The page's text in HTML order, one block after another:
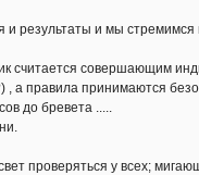
и результаты и мы
считается совершающим
правила принимаются
до бревета .....
проверяться у всех;